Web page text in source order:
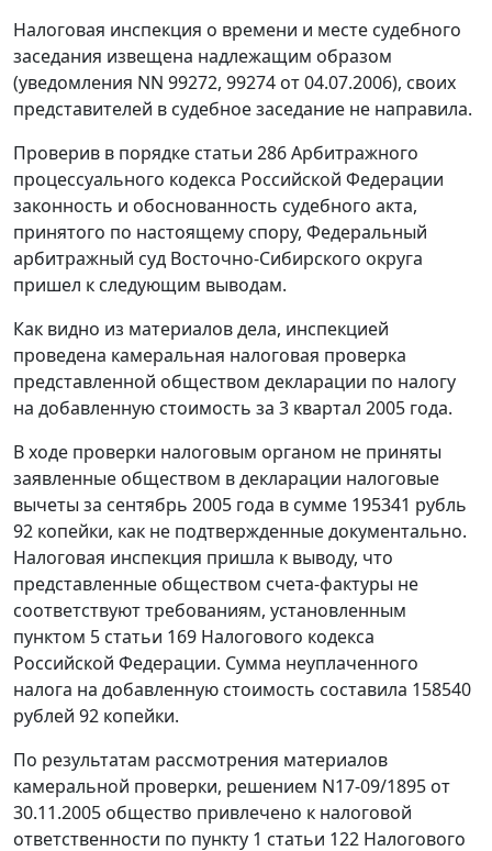
Налоговая инспекция о времени и месте судебного
заседания извещена надлежащим образом
(уведомления NN 99272, 99274 от 04.07.2006), своих
представителей в судебное заседание не направила.
Проверив в порядке статьи 286Арбитражного
процессуального кодекса Российской Федерации
законность и обоснованность судебного акта,
принятого по настоящему спору, Федеральный
арбитражный суд Восточно-Сибирского округа
пришел к следующим выводам.
Как видно из материалов дела, инспекцией
проведена камеральная налоговая проверка
представленной обществом декларации по налогу
на добавленную стоимость за 3 квартал 2005 года.
В ходе проверки налоговым органом не приняты
заявленные обществом в декларации налоговые
вычеты за сентябрь 2005 года в сумме 195341 рубль
92 копейки, как не подтвержденные документально.
Налоговая инспекция пришла к выводу, что
представленные обществом счета-фактуры не
соответствуют требованиям, установленным
пунктом 5 статьи 169 Налогового кодекса
Российской Федерации. Сумма неуплаченного
налога на добавленную стоимость составила 158540
рублей 92 копейки.
По результатам рассмотрения материалов
камеральной проверки, решением N17-09/1895 от
30.11.2005 общество привлечено к налоговой
ответственности по пункту 1 статьи 122 Налогового